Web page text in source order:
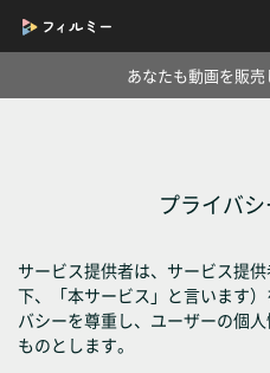
あなたも動画を販
プライバ
サービス提供者は、サービス提
下、「本サービス」と言います
バシーを尊重し、ユーザーの個
ものとします。